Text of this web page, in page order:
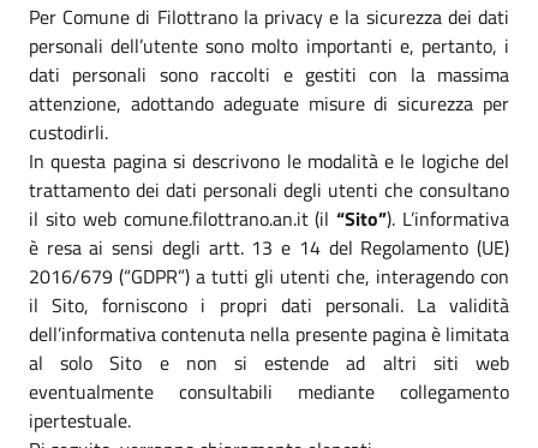
Per Comune di Filottrano la privacy e la sicurezza dei dati
personali dell’utente sono molto importanti e, pertanto, i
dati personali sono raccolti e gestiti con la massima
attenzione, adottando adeguate misure di sicurezza per
custodirli.
In questa pagina si descrivono le modalità e le logiche del
trattamento dei dati personali degli utenti che consultano
il sito web comune.filottrano.an.it (il“Sito”). L’informativa
è resa ai sensi degli artt. 13 e 14 del Regolamento (UE)
2016/679 (“GDPR”) a tutti gli utenti che, interagendo con
il Sito, forniscono i propri dati personali. La validità
dell’informativa contenuta nella presente pagina è limitata
al solo Sito e non si estende ad altri siti web
eventualmente consultabili mediante collegamento
ipertestuale.